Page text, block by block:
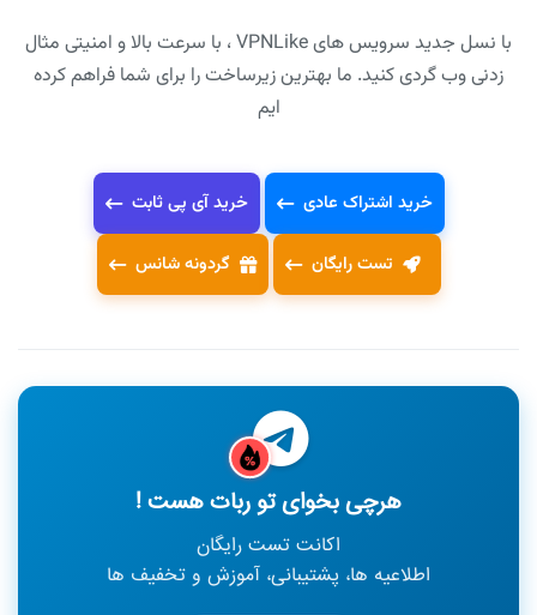
با نسل جدید سرویس های VPNLike ، با سرعت بالا و امنیتی مثال
زدنی وب گردی کنید. ما بهترین زیرساخت را برای شما فراهم کرده
ایم
خرید اشتراک عادی خرید آی پی ثابت
تست رایگان گردونه شانس
هرچی بخوای تو ربات هست !
اکانت تست رایگان
اطلاعیه ها، پشتیبانی، آموزش و تخفیف ها